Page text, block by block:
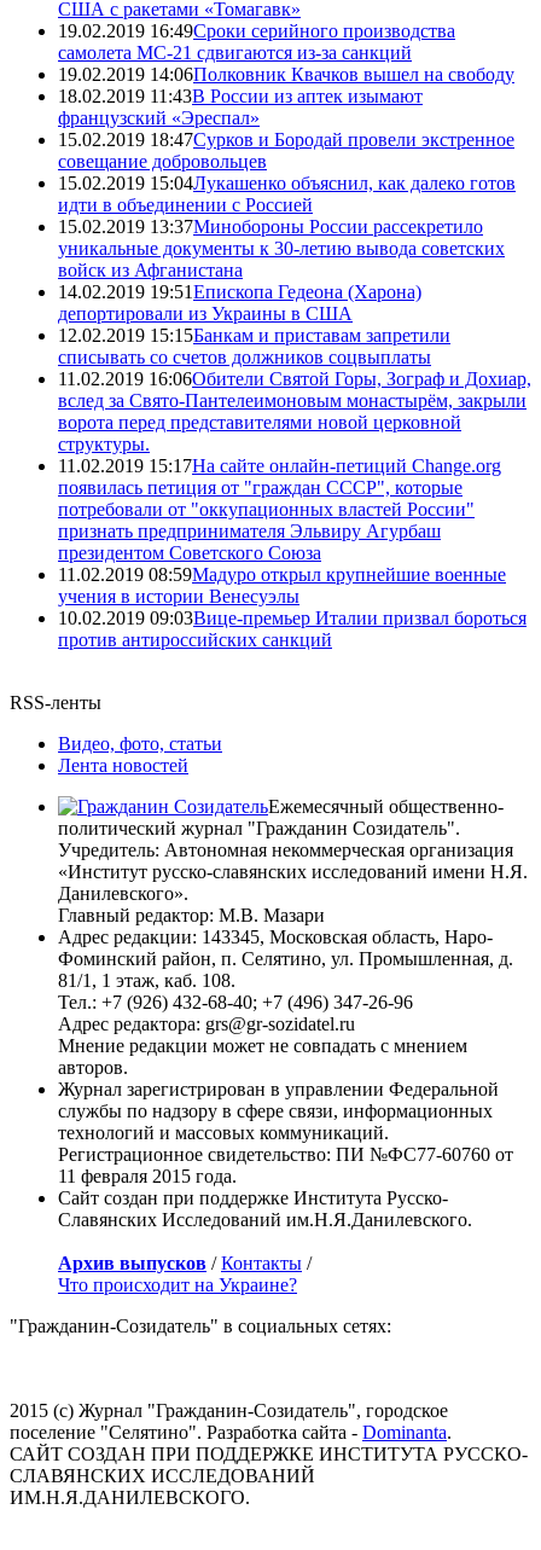
США с ракетами «Томагавк»
19.02.2019 16:49Сроки серийного производства
самолета МС-21 сдвигаются из-за санкций
19.02.2019 14:06Полковник Квачков вышел на свободу
18.02.2019 11:43В России из аптек изымают
французский «Эреспал»
15.02.2019 18:47Сурков и Бородай провели экстренное
совещание добровольцев
15.02.2019 15:04Лукашенко объяснил, как далеко готов
идти в объединении с Россией
15.02.2019 13:37Минобороны России рассекретило
уникальные документы к 30-летию вывода советских
войск из Афганистана
14.02.2019 19:51Епископа Гедеона (Харона)
депортировали из Украины в США
12.02.2019 15:15Банкам и приставам запретили
списывать со счетов должников соцвыплаты
11.02.2019 16:06Обители Святой Горы, Зограф и Дохиар,
вслед за Свято-Пантелеимоновым монастырём, закрыли
ворота перед представителями новой церковной
структуры.
11.02.2019 15:17На сайте онлайн-петиций Change.org
появилась петиция от "граждан СССР", которые
потребовали от "оккупационных властей России"
признать предпринимателя Эльвиру Агурбаш
президентом Советского Союза
11.02.2019 08:59Мадуро открыл крупнейшие военные
учения в истории Венесуэлы
10.02.2019 09:03Вице-премьер Италии призвал бороться
против антироссийских санкций
RSS-ленты
Видео, фото, статьи
Лента новостей
Ежемесячный общественно-
политический журнал "Гражданин Созидатель".
Учредитель: Автономная некоммерческая организация
«Институт русско-славянских исследований имени Н.Я.
Данилевского».
Главный редактор: М.В. Мазари
Адрес редакции: 143345, Московская область, Наро-
Фоминский район, п. Селятино, ул. Промышленная, д.
81/1, 1 этаж, каб. 108.
Тел.: +7 (926) 432-68-40; +7 (496) 347-26-96
Адрес редактора: grs@gr-sozidatel.ru
Мнение редакции может не совпадать с мнением
авторов.
Журнал зарегистрирован в управлении Федеральной
службы по надзору в сфере связи, информационных
технологий и массовых коммуникаций.
Регистрационное свидетельство: ПИ №ФС77-60760 от
11 февраля 2015 года.
Сайт создан при поддержке Института Русско-
Славянских Исследований им.Н.Я.Данилевского.
Архив выпусков /Контакты /
Что происходит на Украине?
"Гражданин-Созидатель" в социальных сетях:
2015 (с) Журнал "Гражданин-Созидатель", городское
поселение "Селятино". Разработка сайта - Dominanta.
САЙТ СОЗДАН ПРИ ПОДДЕРЖКЕ ИНСТИТУТА РУССКО-
СЛАВЯНСКИХ ИССЛЕДОВАНИЙ
ИМ.Н.Я.ДАНИЛЕВСКОГО.